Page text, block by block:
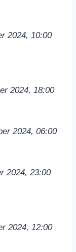
2024, 10:00
2024, 18:00
2024, 06:00
2024, 23:00
2024, 12:00